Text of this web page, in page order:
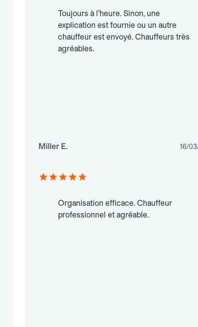
Toujours à l’heure. Sinon, une
explication est fournie ou un autre
chauffeur est envoyé. Chauffeurs très
agréables.
Miller E. 16/
Organisation efficace. Chauffeur
professionnel et agréable.